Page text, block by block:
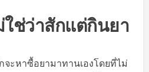
ใช่ว่าสักแต่กินยา
จะหาซื้อยามาทานเองโดยที่ไม่